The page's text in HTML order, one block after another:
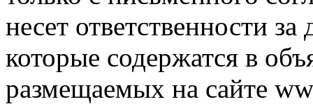
несет ответственности
которые содержатся в
размещаемых на сайте